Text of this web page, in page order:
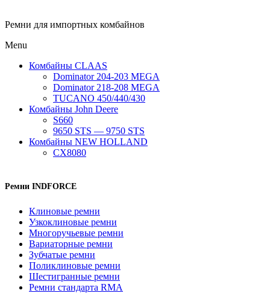
Ремни для импортных комбайнов
Menu
Комбайны CLAAS
Dominator 204-203 MEGA
Dominator 218-208 MEGA
TUCANO 450/440/430
Комбайны John Deere
S660
9650 STS — 9750 STS
Комбайны NEW HOLLAND
CX8080
Ремни INDFORCE
Клиновые ремни
Узкоклиновые ремни
Многоручьевые ремни
Вариаторные ремни
Зубчатые ремни
Поликлиновые ремни
Шестигранные ремни
Ремни стандарта RMA